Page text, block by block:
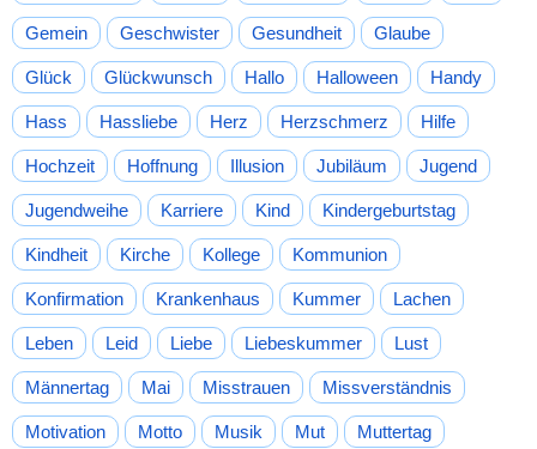
Gemein Geschwister Gesundheit Glaube
Glück Glückwunsch Hallo Halloween Handy
Hass Hassliebe Herz Herzschmerz Hilfe
Hochzeit Hoffnung Illusion Jubiläum Jugend
Jugendweihe Karriere Kind Kindergeburtstag
Kindheit Kirche Kollege Kommunion
Konfirmation Krankenhaus Kummer Lachen
Leben Leid Liebe Liebeskummer Lust
Männertag Mai Misstrauen Missverständnis
Motivation Motto Musik Mut Muttertag